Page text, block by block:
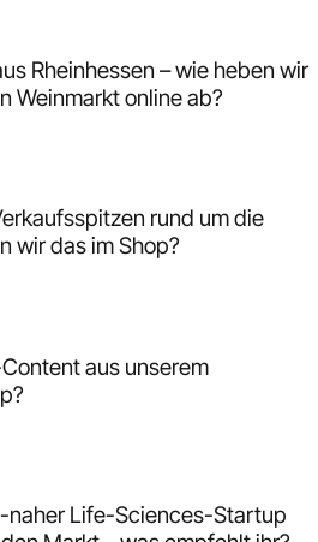
Rheinhessen – wie heben wir
Weinmarkt online ab?
rund um die
wir das im Shop?
aus unserem
naher Life-Sciences-Startup